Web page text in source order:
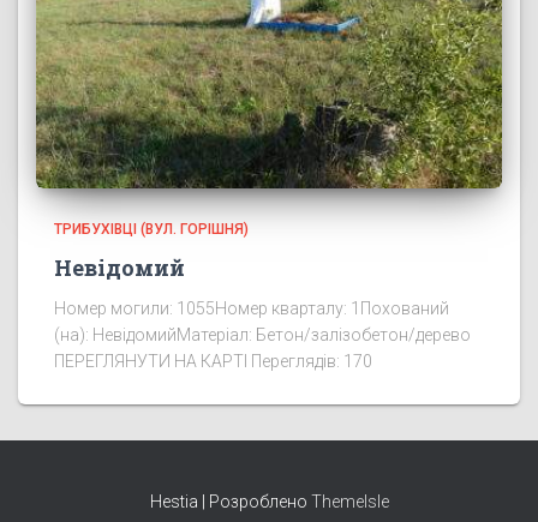
ТРИБУХІВЦІ (ВУЛ. ГОРІШНЯ)
Невідомий
Номер могили: 1055Номер кварталу: 1Похований
(на): НевідомийМатеріал: Бетон/залізобетон/дерево
ПЕРЕГЛЯНУТИ НА КАРТІ Переглядів: 170
Hestia | Розроблено ThemeIsle